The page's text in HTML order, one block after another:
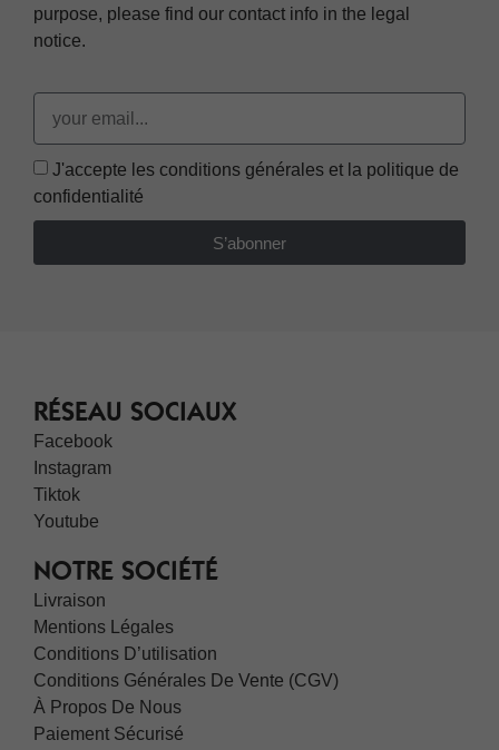
purpose, please find our contact info in the legal
notice.
J'accepte les conditions générales et la politique de
confidentialité
S’abonner
RÉSEAU SOCIAUX
Facebook
Instagram
Tiktok
Youtube
NOTRE SOCIÉTÉ
Livraison
Mentions Légales
Conditions D’utilisation
Conditions Générales De Vente (CGV)
À Propos De Nous
Paiement Sécurisé